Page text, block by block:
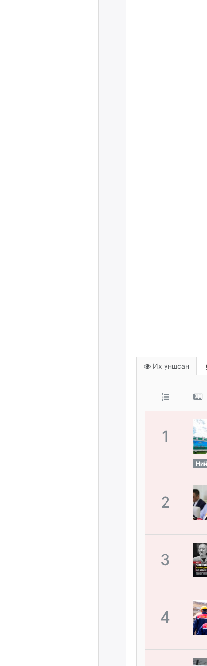
Их уншсан
1
2
3
4